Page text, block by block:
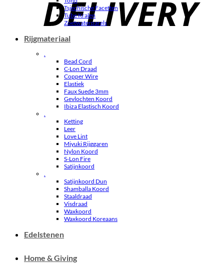
Tsjechische Facetten
Tube Kralen
Zoetwaterparels
Rijgmateriaal
.
Bead Cord
C-Lon Draad
Copper Wire
Elastiek
Faux Suede 3mm
Gevlochten Koord
Ibiza Elastisch Koord
.
Ketting
Leer
Love Lint
Miyuki Rijggaren
Nylon Koord
S-Lon Fire
Satijnkoord
.
Satijnkoord Dun
Shamballa Koord
Staaldraad
Visdraad
Waxkoord
Waxkoord Koreaans
Edelstenen
Home & Giving